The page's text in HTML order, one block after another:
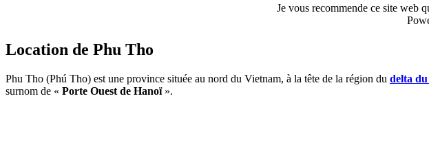
Je vous recommende ce site web
Location de Phu Tho
Phu Tho (Phú Tho) est une province située au nord du Vietnam, à la tête de la région du delta
surnom de « Porte Ouest de Hanoï».